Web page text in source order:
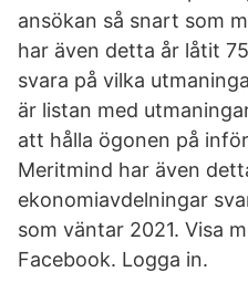
ansökan så snart som
har även detta år låtit
svara på vilka
är listan med
att hålla ögonen på
Meritmind har även
ekonomiavdelningar
som väntar 2021. Visa
Facebook. Logga in.